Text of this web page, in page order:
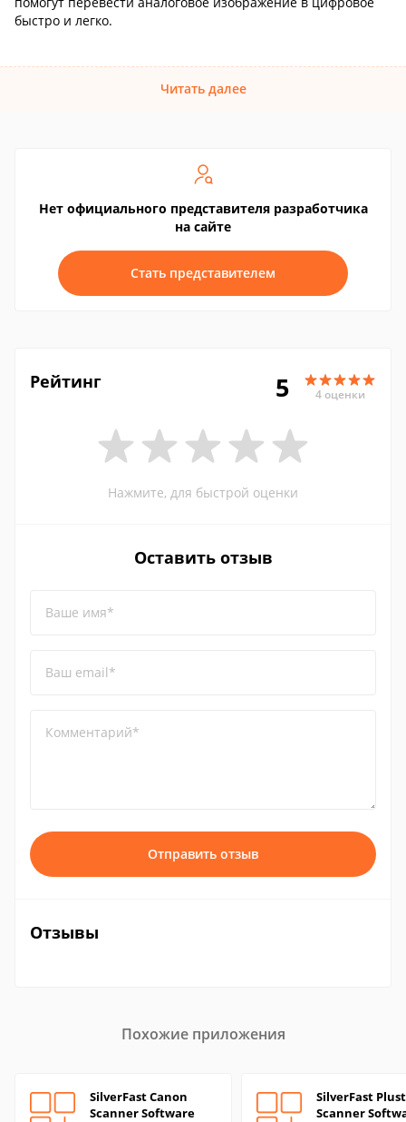
быстро и легко.
Читать далее
Нет официального представителя разработчика
на сайте
Стать представителем
Рейтинг 5 4 оценки
Нажмите, для быстрой оценки
Оставить отзыв
Ваше имя*
Ваш email*
Комментарий*
Отправить отзыв
Отзывы
Похожие приложения
SilverFast Canon
Scanner Software
SilverFast
Scanner